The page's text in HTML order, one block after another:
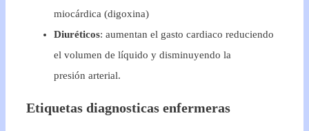
miocárdica (digoxina)
Diuréticos: aumentan el gasto cardiaco reduciendo
el volumen de líquido y disminuyendo la
presión arterial.
Etiquetas diagnosticas enfermeras